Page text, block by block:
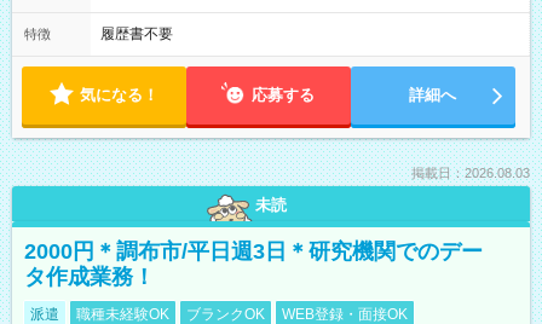
特徴 履歴書不要
気になる！ 応募する 詳細へ
掲載日：2026.08.03
未読
2000円＊調布市/平日週3日＊研究機関でのデー
タ作成業務！
派遣 職種未経験OK ブランクOK WEB登録・面接OK